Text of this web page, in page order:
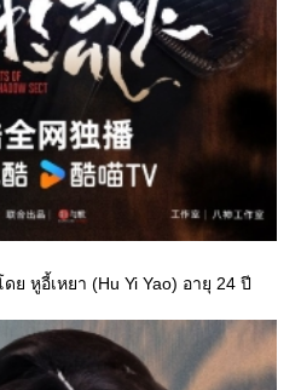
ย หูอี้เหยา (Hu Yi Yao) อายุ 24 ปี